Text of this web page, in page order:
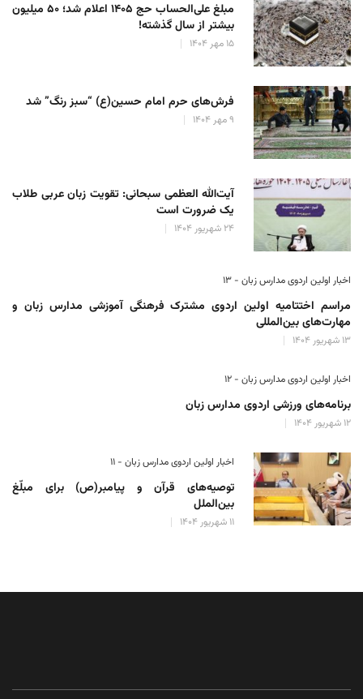
مبلغ علی‌الحساب حج ۱۴۰۵ اعلام شد؛ ۵۰ میلیون
بیشتر از سال گذشته!
۱۵ مهر ۱۴۰۴
فرش‌های حرم امام حسین(ع) “سبز رنگ” شد
۹ مهر ۱۴۰۴
آیت‌الله العظمی سبحانی: تقویت زبان عربی طلاب
یک ضرورت است
۲۴ شهریور ۱۴۰۴
اخبار اولین اردوی مدارس زبان - ۱۳
مراسم اختتامیه اولین اردوی مشترک فرهنگی آموزشی مدارس زبان و
مهارت‌های بین‌المللی
۱۳ شهریور ۱۴۰۴
اخبار اولین اردوی مدارس زبان - ۱۲
برنامه‌های ورزشی اردوی مدارس زبان
۱۲ شهریور ۱۴۰۴
اخبار اولین اردوی مدارس زبان - ۱۱
توصیه‌های قرآن و پیامبر(ص) برای مبلّغ
بین‌الملل
۱۱ شهریور ۱۴۰۴